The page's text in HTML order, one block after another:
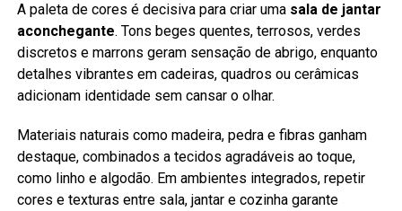
A paleta de cores é decisiva para criar uma sala de jantar
aconchegante. Tons beges quentes, terrosos, verdes
discretos e marrons geram sensação de abrigo, enquanto
detalhes vibrantes em cadeiras, quadros ou cerâmicas
adicionam identidade sem cansar o olhar.
Materiais naturais como madeira, pedra e fibras ganham
destaque, combinados a tecidos agradáveis ao toque,
como linho e algodão. Em ambientes integrados, repetir
cores e texturas entre sala, jantar e cozinha garante